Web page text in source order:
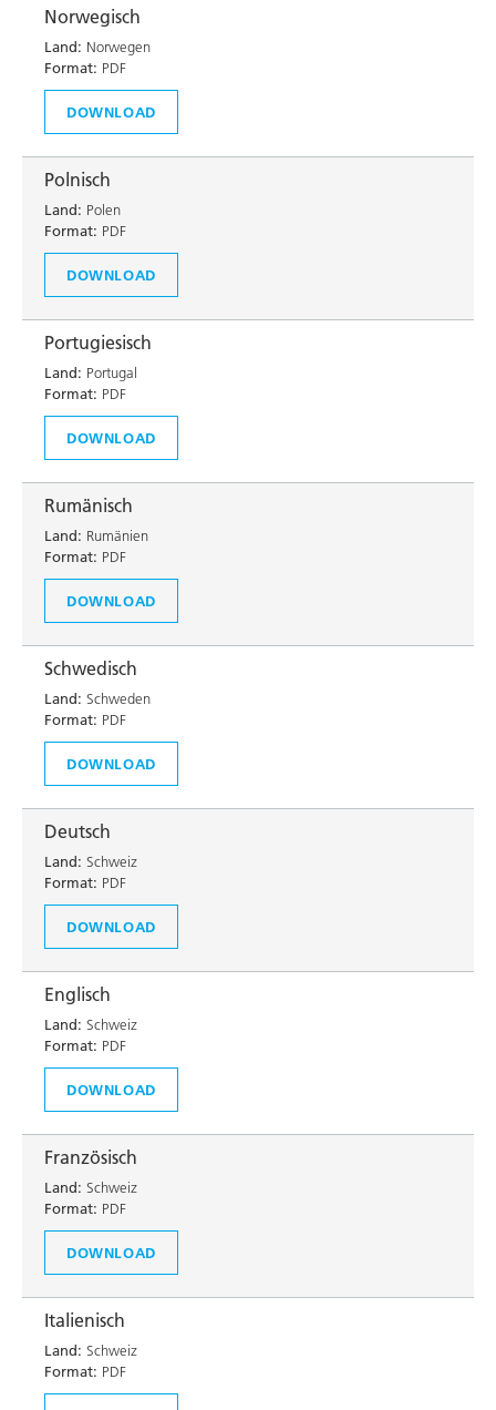
Norwegisch
Land: Norwegen
Format: PDF
DOWNLOAD
Polnisch
Land: Polen
Format: PDF
DOWNLOAD
Portugiesisch
Land: Portugal
Format: PDF
DOWNLOAD
Rumänisch
Land: Rumänien
Format: PDF
DOWNLOAD
Schwedisch
Land: Schweden
Format: PDF
DOWNLOAD
Deutsch
Land: Schweiz
Format: PDF
DOWNLOAD
Englisch
Land: Schweiz
Format: PDF
DOWNLOAD
Französisch
Land: Schweiz
Format: PDF
DOWNLOAD
Italienisch
Land: Schweiz
Format: PDF